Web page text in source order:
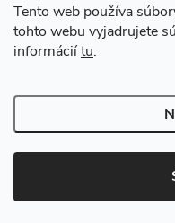
Tento web používa
tohto webu vyjadrujete
informáciítu.
Cenová ponuka na
Odstúpiť od zmluvy